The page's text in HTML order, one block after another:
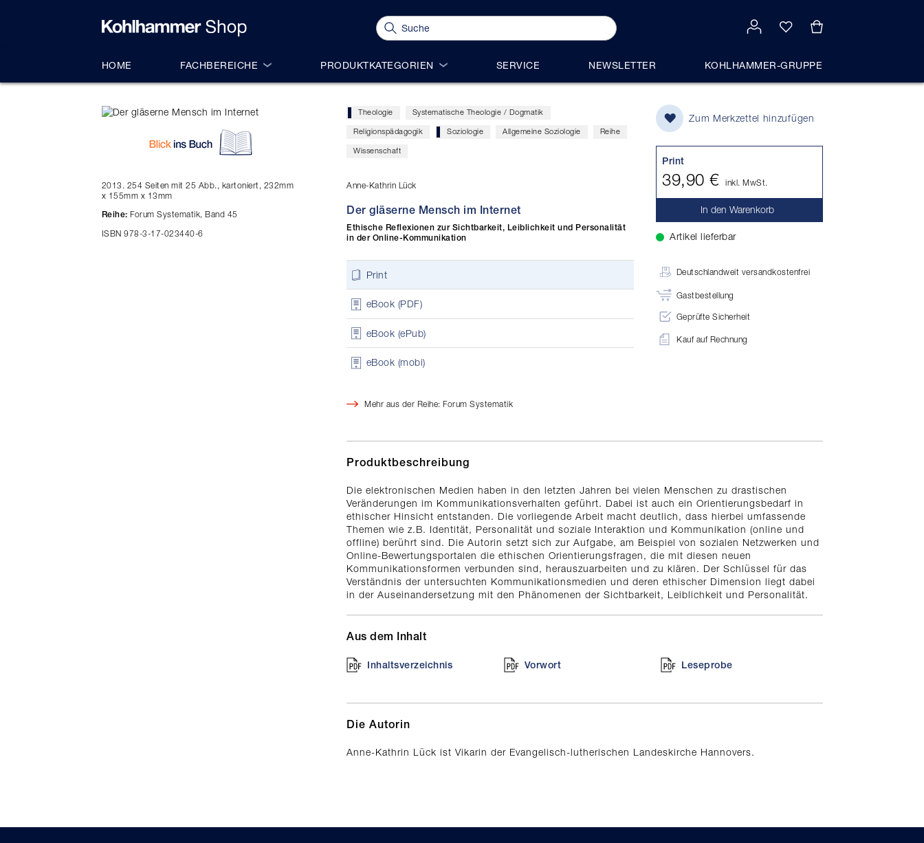
HOME FACHBEREICHE PRODUKTKATEGORIEN SERVICE NEWSLETTER KOHLHAMMER-GRUPPE
2013. 254 Seiten mit 25 Abb., kartoniert, 232mm
x 155mm x 13mm
Reihe: Forum Systematik, Band 45
ISBN 978-3-17-023440-6
Theologie Systematische Theologie / Dogmatik
Religionspädagogik Soziologie Allgemeine Soziologie Reihe
Wissenschaft
Anne-Kathrin Lück
Der gläserne Mensch im Internet
Ethische Reflexionen zur Sichtbarkeit, Leiblichkeit und Personalität
in der Online-Kommunikation
Print
eBook (PDF)
eBook (ePub)
eBook (mobi)
Mehr aus der Reihe: Forum Systematik
Zum Merkzettel hinzufügen
Print
39,90 € inkl. MwSt.
In den Warenkorb
Artikel lieferbar
Deutschlandweit versandkostenfrei
Gastbestellung
Geprüfte Sicherheit
Kauf auf Rechnung
Produktbeschreibung
Die elektronischen Medien haben in den letzten Jahren bei vielen Menschen zu drastischen
Veränderungen im Kommunikationsverhalten geführt. Dabei ist auch ein Orientierungsbedarf in
ethischer Hinsicht entstanden. Die vorliegende Arbeit macht deutlich, dass hierbei umfassende
Themen wie z.B. Identität, Personalität und soziale Interaktion und Kommunikation (online und
offline) berührt sind. Die Autorin setzt sich zur Aufgabe, am Beispiel von sozialen Netzwerken und
Online-Bewertungsportalen die ethischen Orientierungsfragen, die mit diesen neuen
Kommunikationsformen verbunden sind, herauszuarbeiten und zu klären. Der Schlüssel für das
Verständnis der untersuchten Kommunikationsmedien und deren ethischer Dimension liegt dabei
in der Auseinandersetzung mit den Phänomenen der Sichtbarkeit, Leiblichkeit und Personalität.
Aus dem Inhalt
Inhaltsverzeichnis Vorwort Leseprobe
Die Autorin
Anne-Kathrin Lück ist Vikarin der Evangelisch-lutherischen Landeskirche Hannovers.